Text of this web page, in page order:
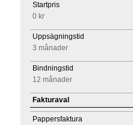
Startpris
0 kr
Uppsägningstid
3 månader
Bindningstid
12 månader
Fakturaval
Pappersfaktura